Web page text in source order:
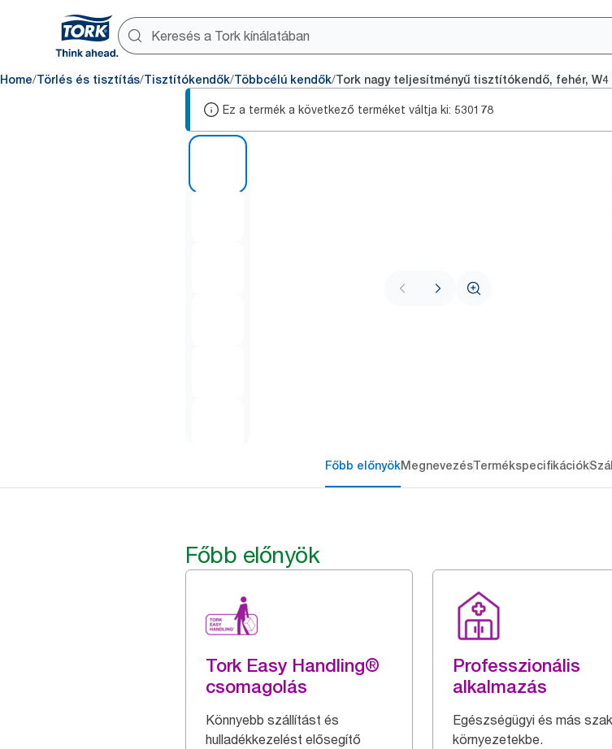
Home/Törlés és tisztítás/Tisztítókendők/Többcélú kendők/Tork nagy teljesítményű tisztítókendő, fehér, W4
Ez a termék a következő terméket váltja ki: 530178
Főbb előnyökMegnevezésTermékspecifikációk
Főbb előnyök
Tork Easy Handling®
csomagolás
Könnyebb szállítást és
hulladékkezelést elősegítő
Professzionális
alkalmazás
Egészségügyi és más
környezetekbe.